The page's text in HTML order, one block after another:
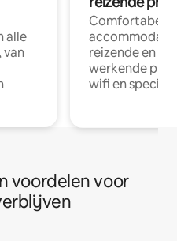
alle
van
Comfortabele
reizende en
werkende
wifi en
voordelen voor